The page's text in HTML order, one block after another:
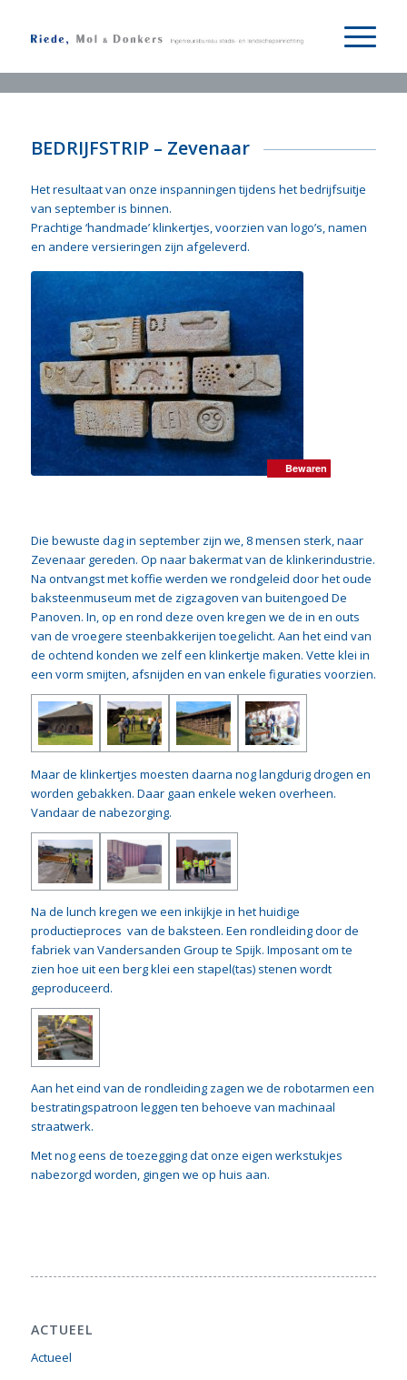
BEDRIJFSTRIP – Zevenaar
Het resultaat van onze inspanningen tijdens het bedrijfsuitje
van september is binnen.
Prachtige ‘handmade’ klinkertjes, voorzien van logo’s, namen
en andere versieringen zijn afgeleverd.
Die bewuste dag in september zijn we, 8 mensen sterk, naar
Zevenaar gereden. Op naar bakermat van de klinkerindustrie.
Na ontvangst met koffie werden we rondgeleid door het oude
baksteenmuseum met de zigzagoven van buitengoed De
Panoven. In, op en rond deze oven kregen we de in en outs
van de vroegere steenbakkerijen toegelicht. Aan het eind van
de ochtend konden we zelf een klinkertje maken. Vette klei in
een vorm smijten, afsnijden en van enkele figuraties voorzien.
Bewaren
Maar de klinkertjes moesten daarna nog langdurig drogen en
worden gebakken. Daar gaan enkele weken overheen.
Vandaar de nabezorging.
Bewaren
Na de lunch kregen we een inkijkje in het huidige
productieproces van de baksteen. Een rondleiding door de
fabriek van Vandersanden Group te Spijk. Imposant om te
zien hoe uit een berg klei een stapel(tas) stenen wordt
geproduceerd.
Bewaren
Aan het eind van de rondleiding zagen we de robotarmen een
bestratingspatroon leggen ten behoeve van machinaal
straatwerk.
Met nog eens de toezegging dat onze eigen werkstukjes
nabezorgd worden, gingen we op huis aan.
Bewaren
ACTUEEL
Actueel